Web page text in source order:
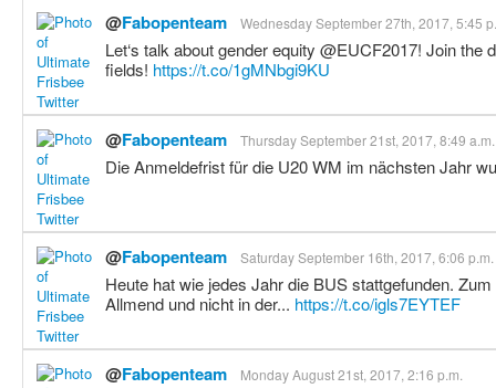
@Fabopenteam Wednesday September 27th, 2017, 5:45
Let‘s talk about gender equity @EUCF2017! Join the
fields! https://t.co/1gMNbgi9KU
@Fabopenteam Thursday September 21st, 2017, 8:49 a.m.
Die Anmeldefrist für die U20 WM im nächsten Jahr
@Fabopenteam Saturday September 16th, 2017, 6:06 p.m.
Heute hat wie jedes Jahr die BUS stattgefunden.
Allmend und nicht in der... https://t.co/igls7EYTEF
@Fabopenteam Monday August 21st, 2017, 2:16 p.m.